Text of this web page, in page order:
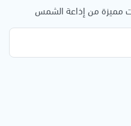
مميزة من إذاعة الشمس